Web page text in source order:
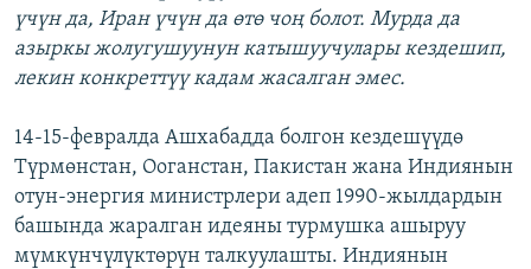
үчүн да, Иран үчүн да өтө чоң болот. Мурда да
азыркы жолугушуунун катышуучулары кездешип,
лекин конкреттүү кадам жасалган эмес.
14-15-февралда Ашхабадда болгон кездешүүдө
Түрмөнстан, Ооганстан, Пакистан жана Индиянын
отун-энергия министрлери адеп 1990-жылдардын
башында жаралган идеяны турмушка ашыруу
мүмкүнчүлүктөрүн талкуулашты. Индиянын